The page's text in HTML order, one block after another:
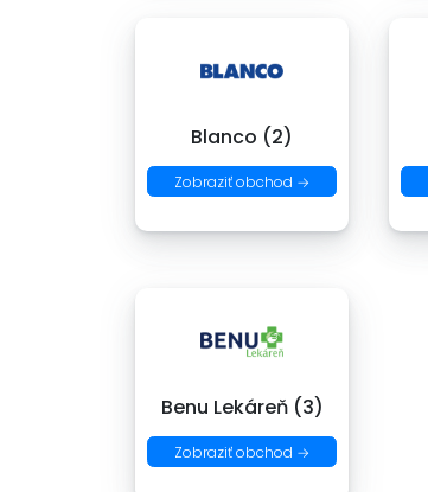
Blanco (2)
Zobraziť obchod →
Benu Lekáreň (3)
Zobraziť obchod →